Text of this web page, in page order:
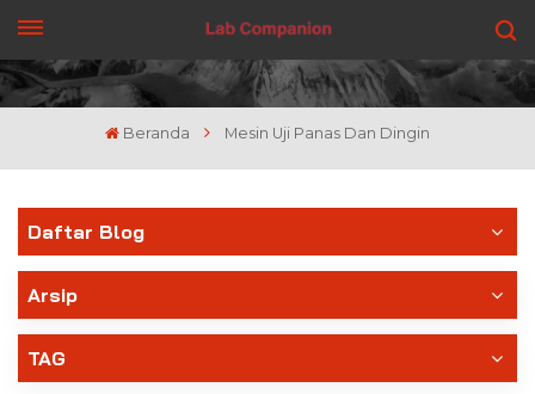
DAPATKAN PENAWARAN
Beranda Mesin Uji Panas Dan Dingin
Daftar Blog
Arsip
TAG